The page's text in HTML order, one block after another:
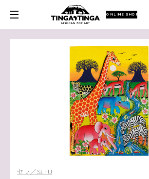
ONLINE SHOP
セフ／SEFU